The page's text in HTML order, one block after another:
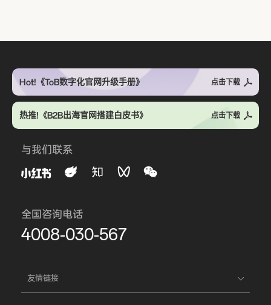
Hot!《ToB数字化官网升级手册》 点击下载
热推!《B2B出海官网搭建白皮书》 点击下载
与我们联系
全国咨询电话
4008-030-567
友情链接